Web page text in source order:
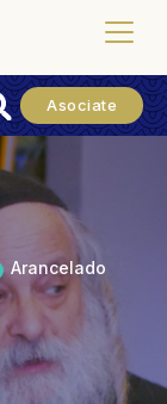
Asociate
Arancelado